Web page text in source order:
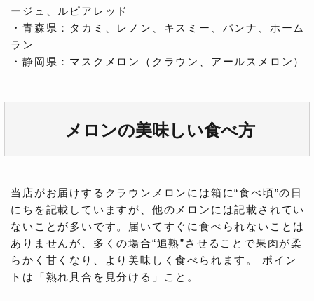
ージュ、ルピアレッド
・青森県：タカミ、レノン、キスミー、パンナ、ホーム
ラン
・静岡県：マスクメロン（クラウン、アールスメロン）
メロンの美味しい食べ方
当店がお届けするクラウンメロンには箱に“食べ頃”の日
にちを記載していますが、他のメロンには記載されてい
ないことが多いです。届いてすぐに食べられないことは
ありませんが、多くの場合“追熟”させることで果肉が柔
らかく甘くなり、より美味しく食べられます。 ポイン
トは「熟れ具合を見分ける」こと。